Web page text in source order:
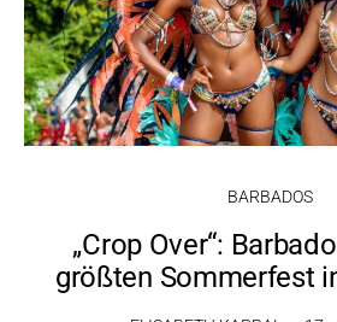
BARBADOS
„Crop Over“:
größten Sommerfest